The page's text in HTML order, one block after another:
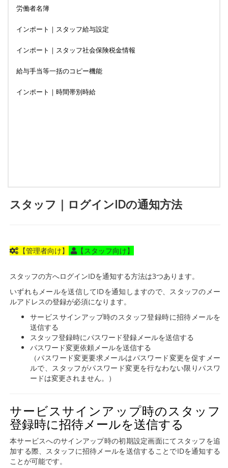
労働者名簿
インポート｜スタッフ給与設定
インポート｜スタッフ社会保険税金情報
給与手当等一括のコピー機能
インポート｜時間帯別時給
スタッフ｜ログインIDの通知方法
【管理者向け】 【スタッフ向け】
スタッフの方へログインIDを通知する方法は3つあります。
いずれもメールを送信してIDを通知しますので、スタッフのメー
ルアドレスの登録が必須になります。
サービスサインアップ時のスタッフ登録時に招待メールを
送信する
スタッフ登録時にパスワード登録メールを送信する
パスワード変更依頼メールを送信する
（パスワード変更要求メールはパスワード変更を促すメー
ルで、スタッフがパスワード変更を行なわない限りパスワ
ードは変更されません。）
サービスサインアップ時のスタッフ
登録時に招待メールを送信する
本サービスへのサインアップ時の初期設定画面にてスタッフを追
加する際、スタッフに招待メールを送信することでIDを通知する
ことが可能です。